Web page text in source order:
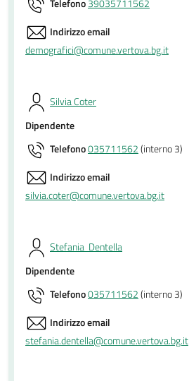
Telefono39035711562
Indirizzo email
demografici@comune.vertova.bg.it
Silvia Coter
Dipendente
Telefono035711562(interno 3)
Indirizzo email
silvia.coter@comune.vertova.bg.it
Stefania Dentella
Dipendente
Telefono035711562(interno 3)
Indirizzo email
stefania.dentella@comune.vertova.bg.it